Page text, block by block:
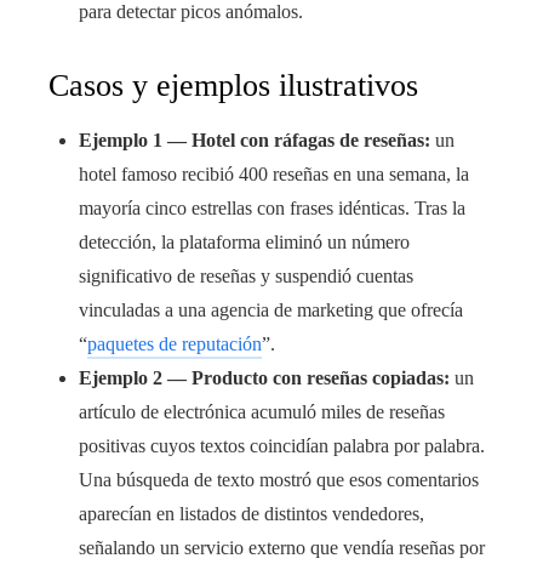
para detectar picos anómalos.
Casos y ejemplos ilustrativos
Ejemplo 1 — Hotel con ráfagas de reseñas: un
hotel famoso recibió 400 reseñas en una semana, la
mayoría cinco estrellas con frases idénticas. Tras la
detección, la plataforma eliminó un número
significativo de reseñas y suspendió cuentas
vinculadas a una agencia de marketing que ofrecía
“paquetes de reputación”.
Ejemplo 2 — Producto con reseñas copiadas: un
artículo de electrónica acumuló miles de reseñas
positivas cuyos textos coincidían palabra por palabra.
Una búsqueda de texto mostró que esos comentarios
aparecían en listados de distintos vendedores,
señalando un servicio externo que vendía reseñas por